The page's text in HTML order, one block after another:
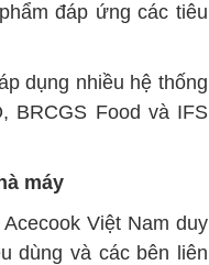
đáp ứng các tiêu
dụng nhiều hệ thống
BRCGS Food và IFS
máy
Việt Nam duy
dùng và các bên liên